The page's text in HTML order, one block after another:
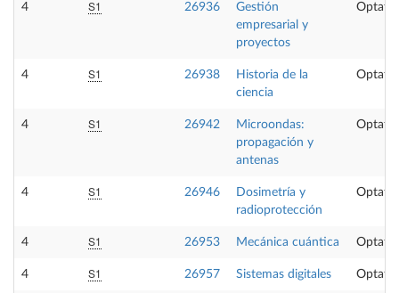
4 S1 26936
Gestión
empresarial y
proyectos
4 S1 26938
Historia de la
ciencia
4 S1 26942
Microondas:
propagación y
antenas
4 S1 26946
Dosimetría y
radioprotección
4 S1 26953 Mecánica cuántica
4 S1 26957 Sistemas digitales